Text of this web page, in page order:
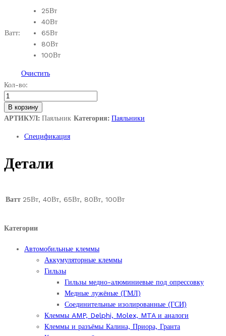
–
700 ₽
Ватт:
25Вт
40Вт
65Вт
80Вт
100Вт
Очистить
Электропаяльник
220
вольт.
quantity
Кол-во:
В корзину
АРТИКУЛ: Паяльник Категория: Паяльники
Спецификация
Детали
Ватт 25Вт, 40Вт, 65Вт, 80Вт, 100Вт
Категории
Автомобильные клеммы
Аккумуляторные клеммы
Гильзы
Гильзы медно-алюминиевые под опрессовку
Медные лужёные (ГМЛ)
Соединительные изолированные (ГСИ)
Клеммы AMP, Delphi, Molex, MTA и аналоги
Клеммы и разъёмы Калина, Приора, Гранта